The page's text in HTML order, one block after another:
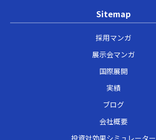
Sitemap
採用マンガ
展示会マンガ
国際展開
実績
ブログ
会社概要
投資対効果シミュレーター